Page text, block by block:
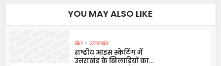
YOU MAY ALSO LIKE
खेल • उत्तराखंड
राष्ट्रीय आइस स्केटिंग में
उत्तराखंड के खिलाड़ियों का...